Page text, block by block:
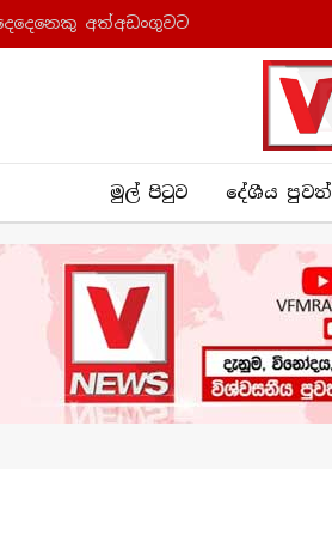
අත්අඩංගුවට
මුල් පිටුව දේශීය පුව​ත්